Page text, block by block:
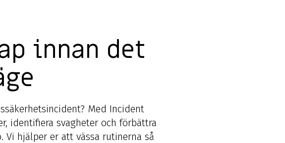
innan det
Med Incident
identifiera svagheter och förbättra
hjälper er att vässa rutinerna så